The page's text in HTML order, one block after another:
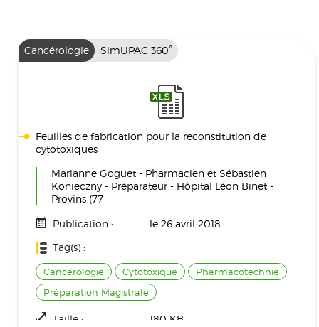
Cancérologie SimUPAC 360°
Feuilles de fabrication pour la reconstitution de
cytotoxiques
Marianne Goguet - Pharmacien et Sébastien
Konieczny - Préparateur - Hôpital Léon Binet -
Provins (77
Publication :
le 26 avril 2018
Tag(s) :
Cancérologie Cytotoxique
Pharmacotechnie
Préparation Magistrale
Taille : 180 KB